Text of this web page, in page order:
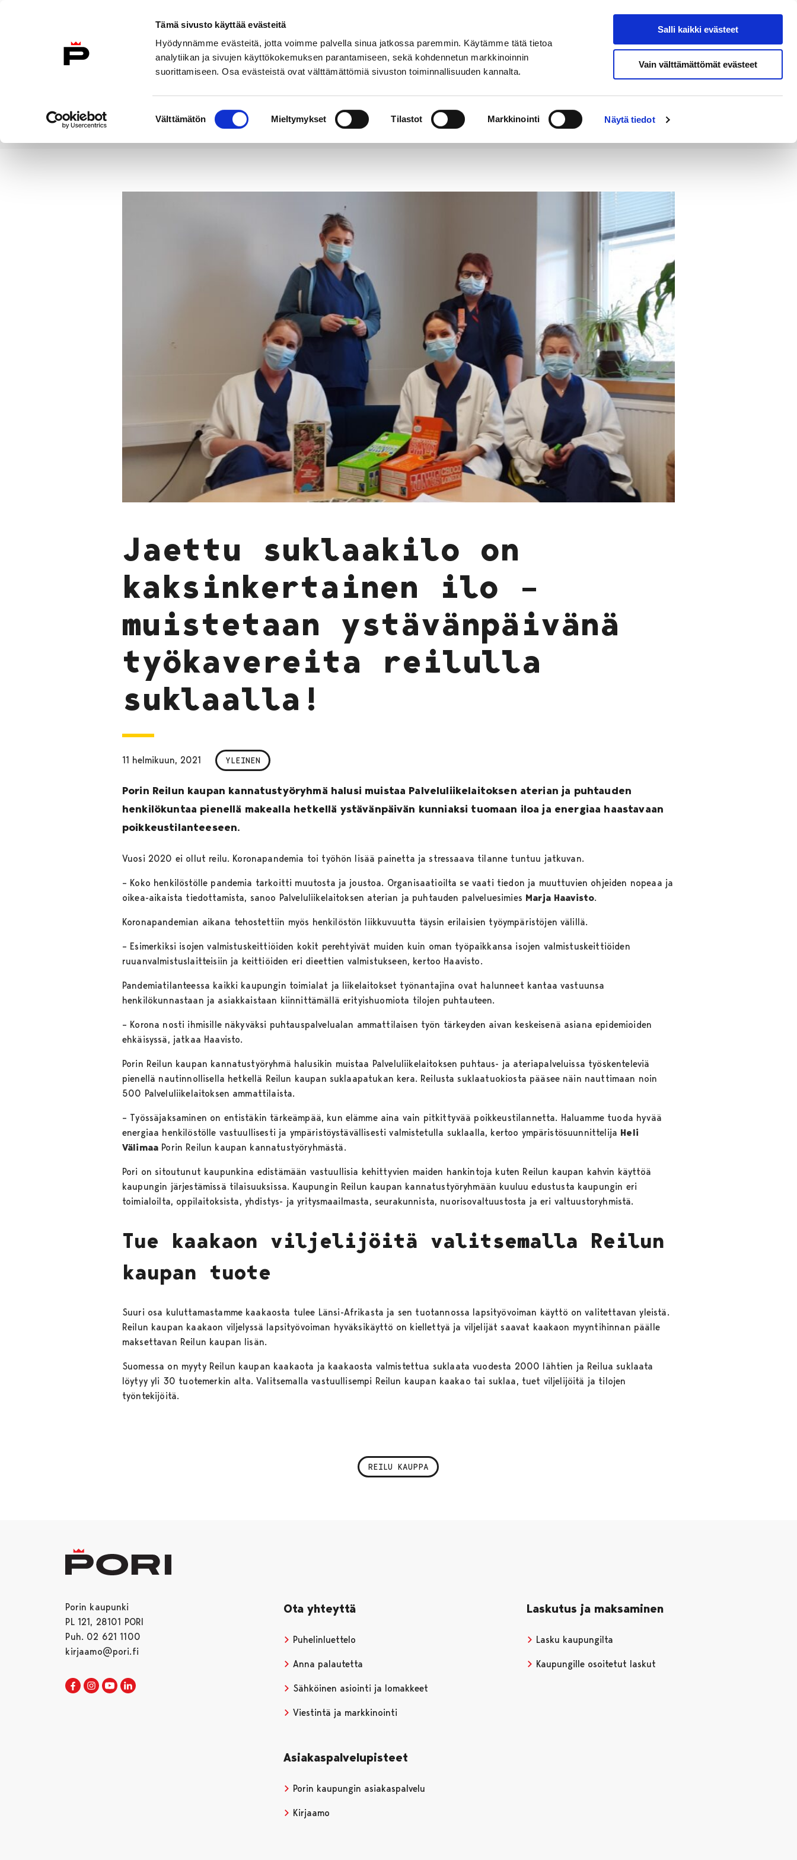
Tämä sivusto käyttää evästeitä
Hyödynnämme evästeitä, jotta voimme palvella sinua jatkossa paremmin. Käytämme tätä tietoa
analytiikan ja sivujen käyttökokemuksen parantamiseen, sekä kohdennetun markkinoinnin
suorittamiseen. Osa evästeistä ovat välttämättömiä sivuston toiminnallisuuden kannalta.
valinta
Välttämätön Mieltymykset Tilastot Markkinointi Näytä tiedot
Salli kaikki evästeet
Vain välttämättömät evästeet
Etusivulle
Hae sivustolta
Etusivu
Jaettu suklaakilo on
kaksinkertainen ilo –
muistetaan ystävänpäivänä
työkavereita reilulla
suklaalla!
11 helmikuun, 2021 YLEINEN
Porin Reilun kaupan kannatustyöryhmä halusi muistaa Palveluliikelaitoksen aterian ja puhtauden
henkilökuntaa pienellä makealla hetkellä ystävänpäivän kunniaksi tuomaan iloa ja energiaa haastavaan
poikkeustilanteeseen.
Vuosi 2020 ei ollut reilu. Koronapandemia toi työhön lisää painetta ja stressaava tilanne tuntuu jatkuvan.
– Koko henkilöstölle pandemia tarkoitti muutosta ja joustoa. Organisaatioilta se vaati tiedon ja muuttuvien ohjeiden nopeaa ja
oikea-aikaista tiedottamista, sanoo Palveluliikelaitoksen aterian ja puhtauden palveluesimies Marja Haavisto.
Koronapandemian aikana tehostettiin myös henkilöstön liikkuvuutta täysin erilaisien työympäristöjen välillä.
– Esimerkiksi isojen valmistuskeittiöiden kokit perehtyivät muiden kuin oman työpaikkansa isojen valmistuskeittiöiden
ruuanvalmistuslaitteisiin ja keittiöiden eri dieettien valmistukseen, kertoo Haavisto.
Pandemiatilanteessa kaikki kaupungin toimialat ja liikelaitokset työnantajina ovat halunneet kantaa vastuunsa
henkilökunnastaan ja asiakkaistaan kiinnittämällä erityishuomiota tilojen puhtauteen.
– Korona nosti ihmisille näkyväksi puhtauspalvelualan ammattilaisen työn tärkeyden aivan keskeisenä asiana epidemioiden
ehkäisyssä, jatkaa Haavisto.
Porin Reilun kaupan kannatustyöryhmä halusikin muistaa Palveluliikelaitoksen puhtaus- ja ateriapalveluissa työskenteleviä
pienellä nautinnollisella hetkellä Reilun kaupan suklaapatukan kera. Reilusta suklaatuokiosta pääsee näin nauttimaan noin
500 Palveluliikelaitoksen ammattilaista.
– Työssäjaksaminen on entistäkin tärkeämpää, kun elämme aina vain pitkittyvää poikkeustilannetta. Haluamme tuoda hyvää
energiaa henkilöstölle vastuullisesti ja ympäristöystävällisesti valmistetulla suklaalla, kertoo ympäristösuunnittelija Heli
Välimaa Porin Reilun kaupan kannatustyöryhmästä.
Pori on sitoutunut kaupunkina edistämään vastuullisia kehittyvien maiden hankintoja kuten Reilun kaupan kahvin käyttöä
kaupungin järjestämissä tilaisuuksissa. Kaupungin Reilun kaupan kannatustyöryhmään kuuluu edustusta kaupungin eri
toimialoilta, oppilaitoksista, yhdistys- ja yritysmaailmasta, seurakunnista, nuorisovaltuustosta ja eri valtuustoryhmistä.
Tue kaakaon viljelijöitä valitsemalla Reilun
kaupan tuote
Suuri osa kuluttamastamme kaakaosta tulee Länsi-Afrikasta ja sen tuotannossa lapsityövoiman käyttö on valitettavan yleistä.
Reilun kaupan kaakaon viljelyssä lapsityövoiman hyväksikäyttö on kiellettyä ja viljelijät saavat kaakaon myyntihinnan päälle
maksettavan Reilun kaupan lisän.
Suomessa on myyty Reilun kaupan kaakaota ja kaakaosta valmistettua suklaata vuodesta 2000 lähtien ja Reilua suklaata
löytyy yli 30 tuotemerkin alta. Valitsemalla vastuullisempi Reilun kaupan kaakao tai suklaa, tuet viljelijöitä ja tilojen
työntekijöitä.
REILU KAUPPA
Porin kaupunki
PL 121, 28101 PORI
Puh. 02 621 1100
kirjaamo@pori.fi
Porin kaupunki Facebookissa
Avautuu uudessa välilehdessä
Porin kaupunki Instagramissa
Avautuu uudessa välilehdessä
Porin kaupunki Youtubessa
Avautuu uudessa välilehdessä
Ota yhteyttä
Puhelinluettelo
Anna palautetta
Sähköinen asiointi ja lomakkeet
Viestintä ja markkinointi
Laskutus ja maksaminen
Lasku kaupungilta
Kaupungille osoitetut laskut
Asiakaspalvelupisteet
Porin kaupungin asiakaspalvelu
Kirjaamo